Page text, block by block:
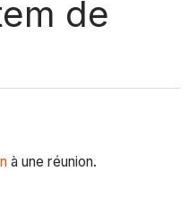
de
à une réunion.